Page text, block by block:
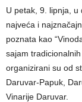
U petak, 9. lipnja, u
najveća i
poznata kao
sajam
organizirani su od
Daruvar-Papuk,
Vinarije Daruvar.